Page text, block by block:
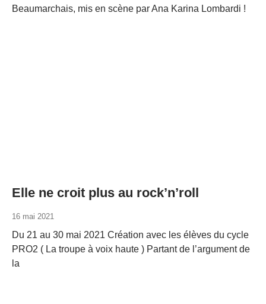
Beaumarchais, mis en scène par Ana Karina Lombardi !
Elle ne croit plus au rock’n’roll
16 mai 2021
Du 21 au 30 mai 2021 Création avec les élèves du cycle
PRO2 ( La troupe à voix haute ) Partant de l’argument de
la